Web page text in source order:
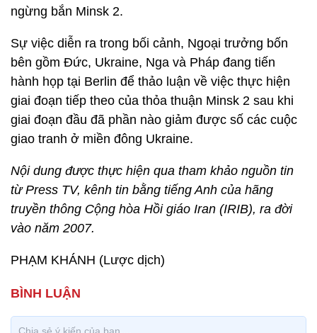
ngừng bắn Minsk 2.
Sự việc diễn ra trong bối cảnh, Ngoại trưởng bốn
bên gồm Đức, Ukraine, Nga và Pháp đang tiến
hành họp tại Berlin để thảo luận về việc thực hiện
giai đoạn tiếp theo của thỏa thuận Minsk 2 sau khi
giai đoạn đầu đã phần nào giảm được số các cuộc
giao tranh ở miền đông Ukraine.
Nội dung được thực hiện qua tham khảo nguồn tin
từ Press TV, kênh tin bằng tiếng Anh của hãng
truyền thông Cộng hòa Hồi giáo Iran (IRIB), ra đời
vào năm 2007.
PHẠM KHÁNH (Lược dịch)